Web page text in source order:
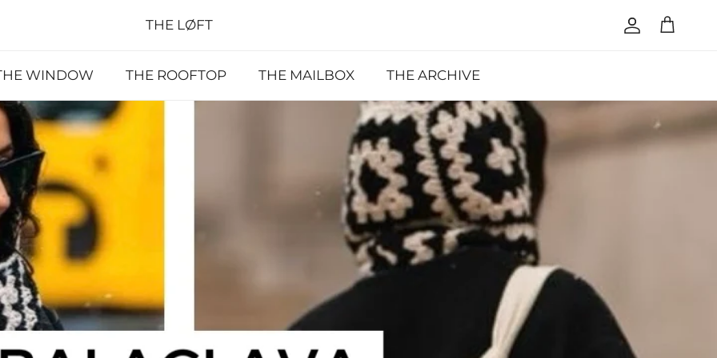
THE LØFT Account
Cart
WINDOW THE ROOFTOP THE MAILBOX THE ARCHIVE